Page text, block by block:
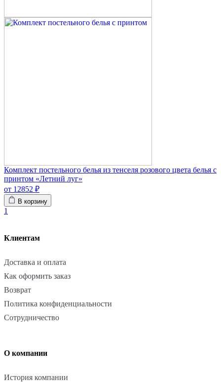
Комплект постельного белья из тенселя розового цвета белья с
принтом «Летний луг»
от 12852 ₽
В корзину
1
Клиентам
Доставка и оплата
Как оформить заказ
Возврат
Политика конфиденциальности
Сотрудничество
О компании
История компании